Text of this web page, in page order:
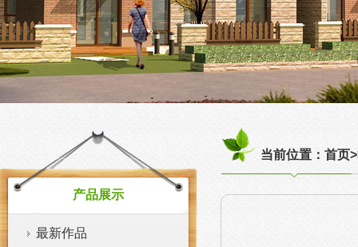
产品展示
最新作品
当前位置：首页